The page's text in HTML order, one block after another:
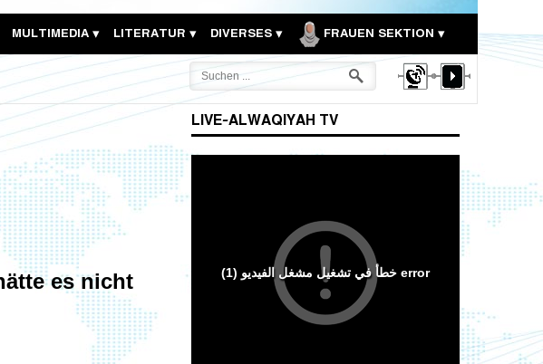
MULTIMEDIA LITERATUR DIVERSES FRAUEN SEKTION
es nicht
LIVE-ALWAQIYAH TV